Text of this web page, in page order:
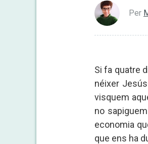
Per
Si fa quatre
néixer
visquem
no
economia
que ens ha